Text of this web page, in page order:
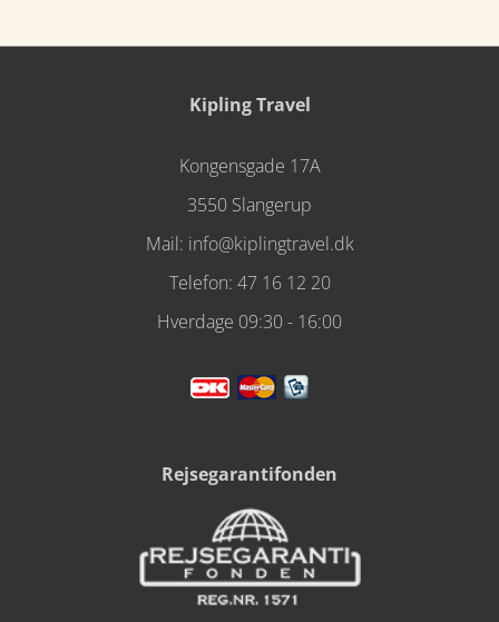
Kipling Travel
Kongensgade 17A
3550 Slangerup
Mail: info@kiplingtravel.dk
Telefon: 47 16 12 20
Hverdage 09:30 - 16:00
Rejsegarantifonden